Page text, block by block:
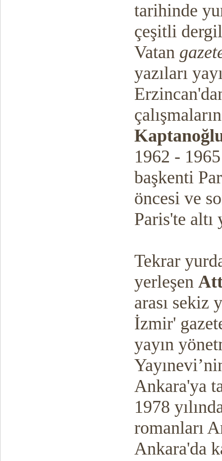
tarihinde
çeşitli
Vatan
yazıları
1962 -
başkenti
öncesi ve
Paris'te altı
Tekrar
yerleşen
arası sekiz
İzmir'
yayın
Ankara'ya
1978
romanları
Ankara'da